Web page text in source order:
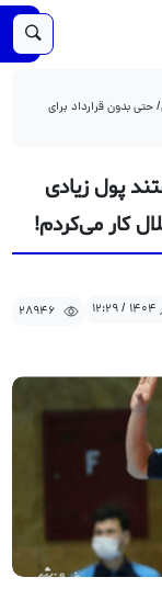
حتی بدون قرارداد برای
28946
پول زیادی
کار می‌کردم!
28946